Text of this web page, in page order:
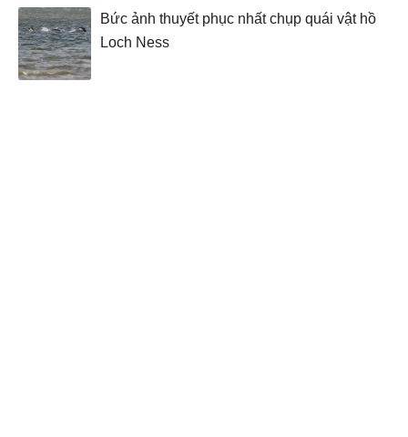
Bức ảnh thuyết phục nhất chụp quái vật hồ
Loch Ness